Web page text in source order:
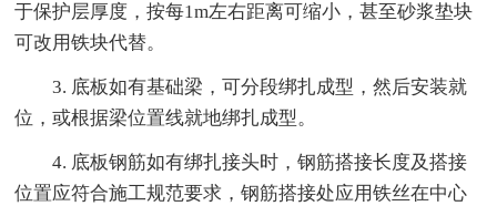
于保护层厚度，按每1m左右距离可缩小，甚至砂浆垫块
可改用铁块代替。
3. 底板如有基础梁，可分段绑扎成型，然后安装就
位，或根据梁位置线就地绑扎成型。
4. 底板钢筋如有绑扎接头时，钢筋搭接长度及搭接
位置应符合施工规范要求，钢筋搭接处应用铁丝在中心